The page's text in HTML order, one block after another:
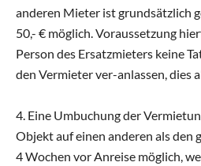
anderen Mieter ist grundsätzlich
50,- € möglich. Voraussetzung
Person des Ersatzmieters keine
den Vermieter ver-anlassen, dies
4. Eine Umbuchung der
Objekt auf einen anderen als den
4 Wochen vor Anreise möglich,